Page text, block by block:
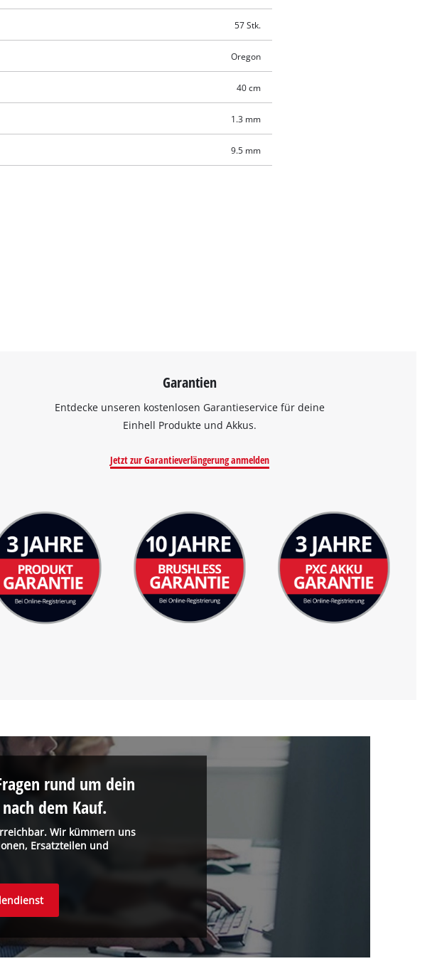
um
to load due
to the
to setup
this content
used.
57 Stk.
Oregon
40 cm
1.3 mm
9.5 mm
Garantien
Entdecke unseren kostenlosen Garantieservice für deine
Einhell Produkte und Akkus.
Jetzt zur Garantieverlängerung anmelden
Wir kümmern uns
Ersatzteilen und
rund um dein
dem Kauf.